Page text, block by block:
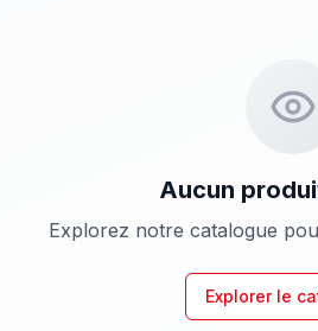
Aucun
Explorez notre catalogue
Explorer le